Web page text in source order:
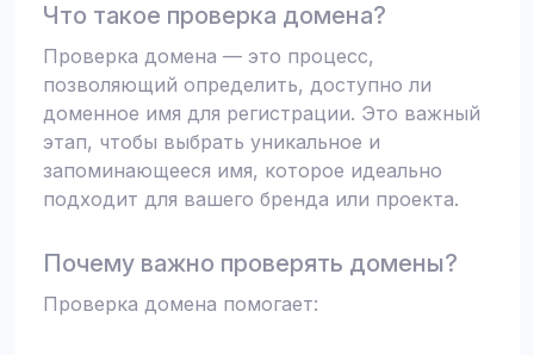
Что такое проверка домена?
Проверка домена — это процесс,
позволяющий определить, доступно ли
доменное имя для регистрации. Это важный
этап, чтобы выбрать уникальное и
запоминающееся имя, которое идеально
подходит для вашего бренда или проекта.
Почему важно проверять домены?
Проверка домена помогает: